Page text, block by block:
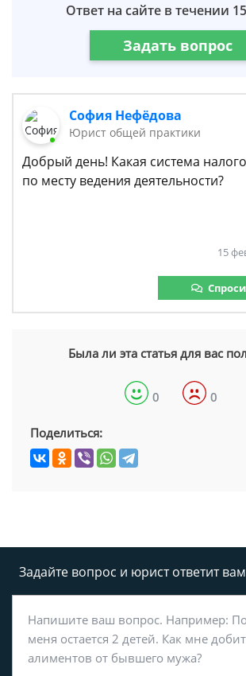
Ответ на сайте в течении
Задать вопрос
София Нефёдова
Юрист общей практики
Добрый день! Какая система
по месту ведения деятельности?
15
Была ли эта статья для вас
0 0
Поделиться:
Задайте вопрос и юрист ответит